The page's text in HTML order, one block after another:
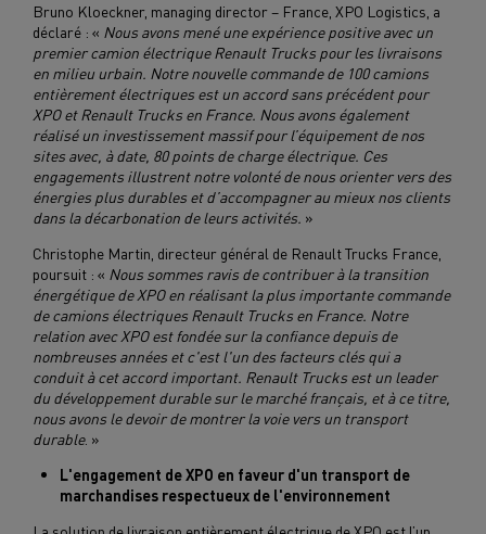
Bruno Kloeckner, managing director – France, XPO Logistics, a
déclaré : « Nous avons mené une expérience positive avec un
premier camion électrique Renault Trucks pour les livraisons
en milieu urbain. Notre nouvelle commande de 100 camions
entièrement électriques est un accord sans précédent pour
XPO et Renault Trucks en France. Nous avons également
réalisé un investissement massif pour l’équipement de nos
sites avec, à date, 80 points de charge électrique. Ces
engagements illustrent notre volonté de nous orienter vers des
énergies plus durables et d’accompagner au mieux nos clients
dans la décarbonation de leurs activités. »
Christophe Martin, directeur général de Renault Trucks France,
poursuit : « Nous sommes ravis de contribuer à la transition
énergétique de XPO en réalisant la plus importante commande
de camions électriques Renault Trucks en France. Notre
relation avec XPO est fondée sur la confiance depuis de
nombreuses années et c'est l'un des facteurs clés qui a
conduit à cet accord important. Renault Trucks est un leader
du développement durable sur le marché français, et à ce titre,
nous avons le devoir de montrer la voie vers un transport
durable. »
L'engagement de XPO en faveur d'un transport de
marchandises respectueux de l'environnement